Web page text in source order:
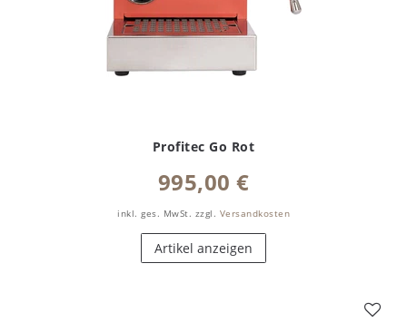
Profitec Go Rot
995,00 €
inkl. ges. MwSt. zzgl. Versandkosten
Artikel anzeigen